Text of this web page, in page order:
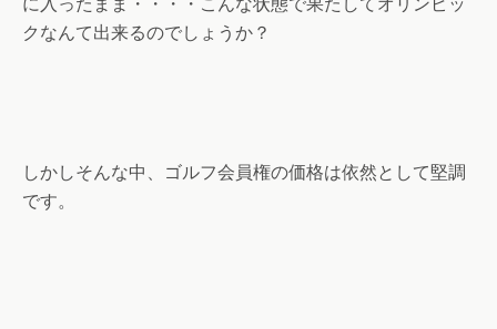
クなんて出来るのでしょうか？
しかしそんな中、ゴルフ会員権の価格は依然として堅調
です。